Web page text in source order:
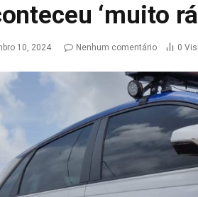
‘muito
10, 2024 Nenhum comentário 0